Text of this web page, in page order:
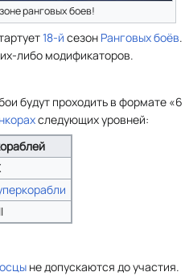
ранговых боев!
18-й сезон Ранговых боёв.
либо модификаторов.
будут проходить в формате
следующих уровней:
не допускаются до участия.